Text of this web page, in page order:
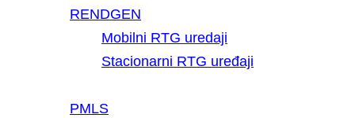
RENDGEN
Mobilni RTG uredaji
Stacionarni RTG uređaji
PMLS